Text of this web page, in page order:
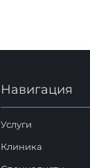
Навигация
Услуги
Клиника